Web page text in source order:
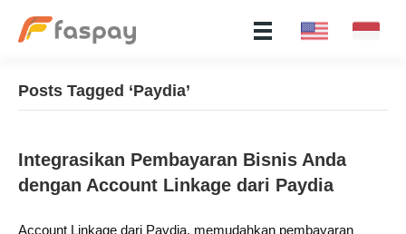
Posts Tagged ‘Paydia’
Integrasikan Pembayaran Bisnis Anda
dengan Account Linkage dari Paydia
Account Linkage dari Paydia, memudahkan pembayaran